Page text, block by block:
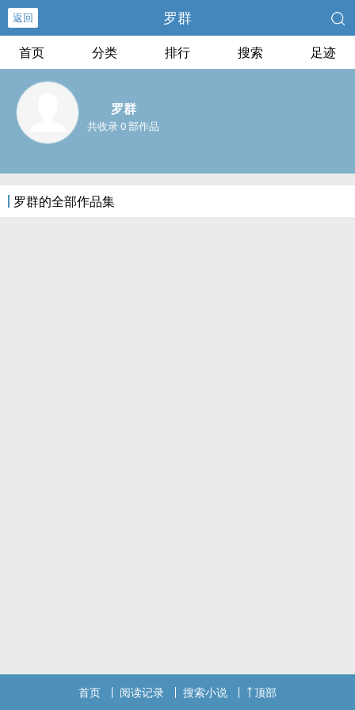
返回 罗群
首页 分类 排行 搜索 足迹
罗群
共收录 0 部作品
罗群的全部作品集
首页 阅读记录 搜索小说 顶部